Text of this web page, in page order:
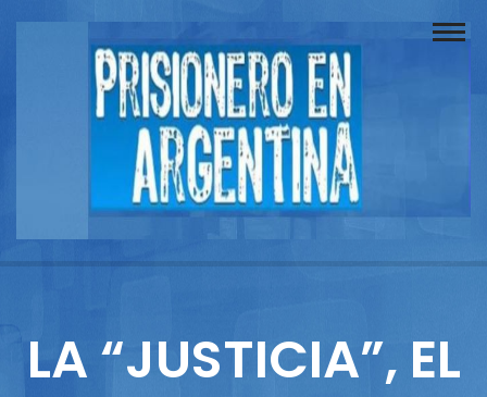
Buscador
Documentos
Reportajes
LA “JUSTICIA”, EL